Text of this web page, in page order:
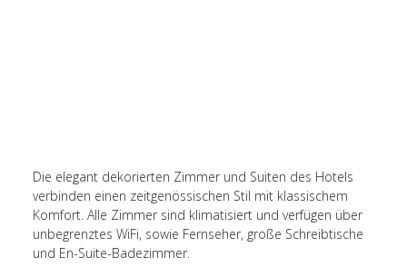
Die elegant dekorierten Zimmer und Suiten des Hotels
verbinden einen zeitgenössischen Stil mit klassischem
Komfort. Alle Zimmer sind klimatisiert und verfügen über
unbegrenztes WiFi, sowie Fernseher, große Schreibtische
und En-Suite-Badezimmer.